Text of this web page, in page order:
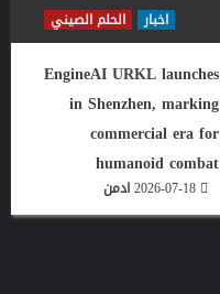
اخبار الحلم الصيني
EngineAI URKL launches
in Shenzhen, marking
commercial era for
humanoid combat
ادمن